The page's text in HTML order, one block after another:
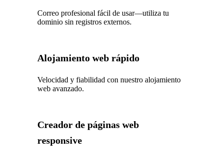
Correo profesional fácil de usar—utiliza tu
dominio sin registros externos.
Alojamiento web rápido
Velocidad y fiabilidad con nuestro alojamiento
web avanzado.
Creador de páginas web
responsive